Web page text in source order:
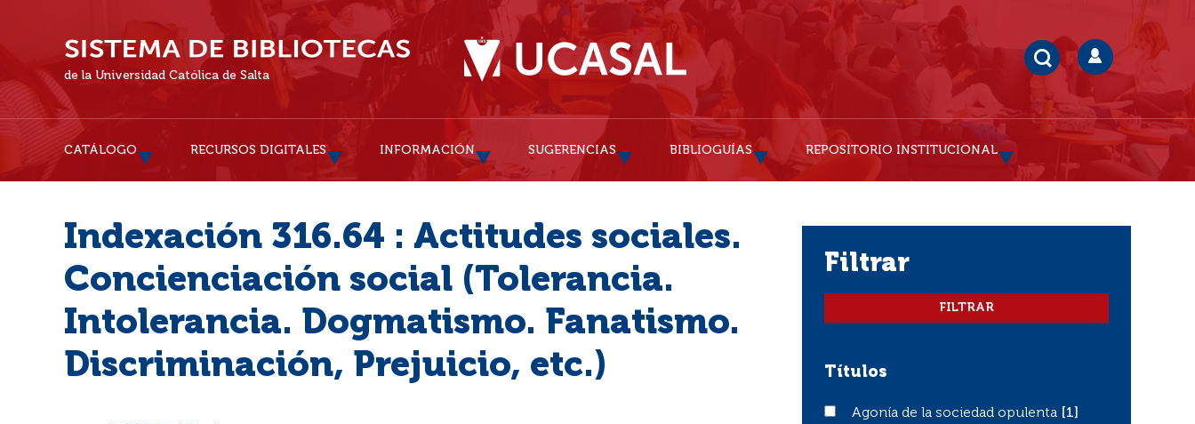
de la Universidad Católica de Salta
CATÁLOGO RECURSOS DIGITALES INFORMACIÓN SUGERENCIAS BIBLIOGUÍAS REPOSITORIO INSTITUCIONAL
Indexación 316.64 : Actitudes sociales.
Concienciación social (Tolerancia.
Intolerancia. Dogmatismo. Fanatismo.
Discriminación, Prejuicio, etc.)
filtrar
Títulos
Agonía de la sociedad opulenta
Agonía de la sociedad opulenta
[1]